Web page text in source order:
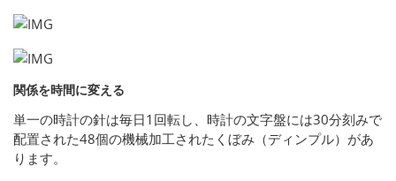
関係を時間に変える
単一の時計の針は毎日1回転し、時計の文字盤には30分刻みで
配置された48個の機械加工されたくぼみ（ディンプル）があ
ります。